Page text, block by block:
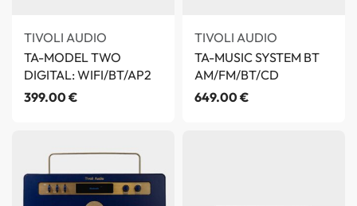
TIVOLI AUDIO
TA-MODEL TWO
DIGITAL: WIFI/BT/AP2
399.00€
TIVOLI AUDIO
TA-MUSIC SYSTEM BT
AM/FM/BT/CD
649.00€